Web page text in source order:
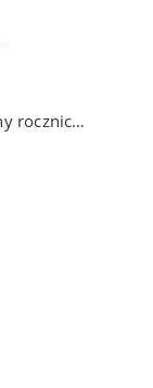
Etykieta na wino URODZINY imieniny rocznica [7]